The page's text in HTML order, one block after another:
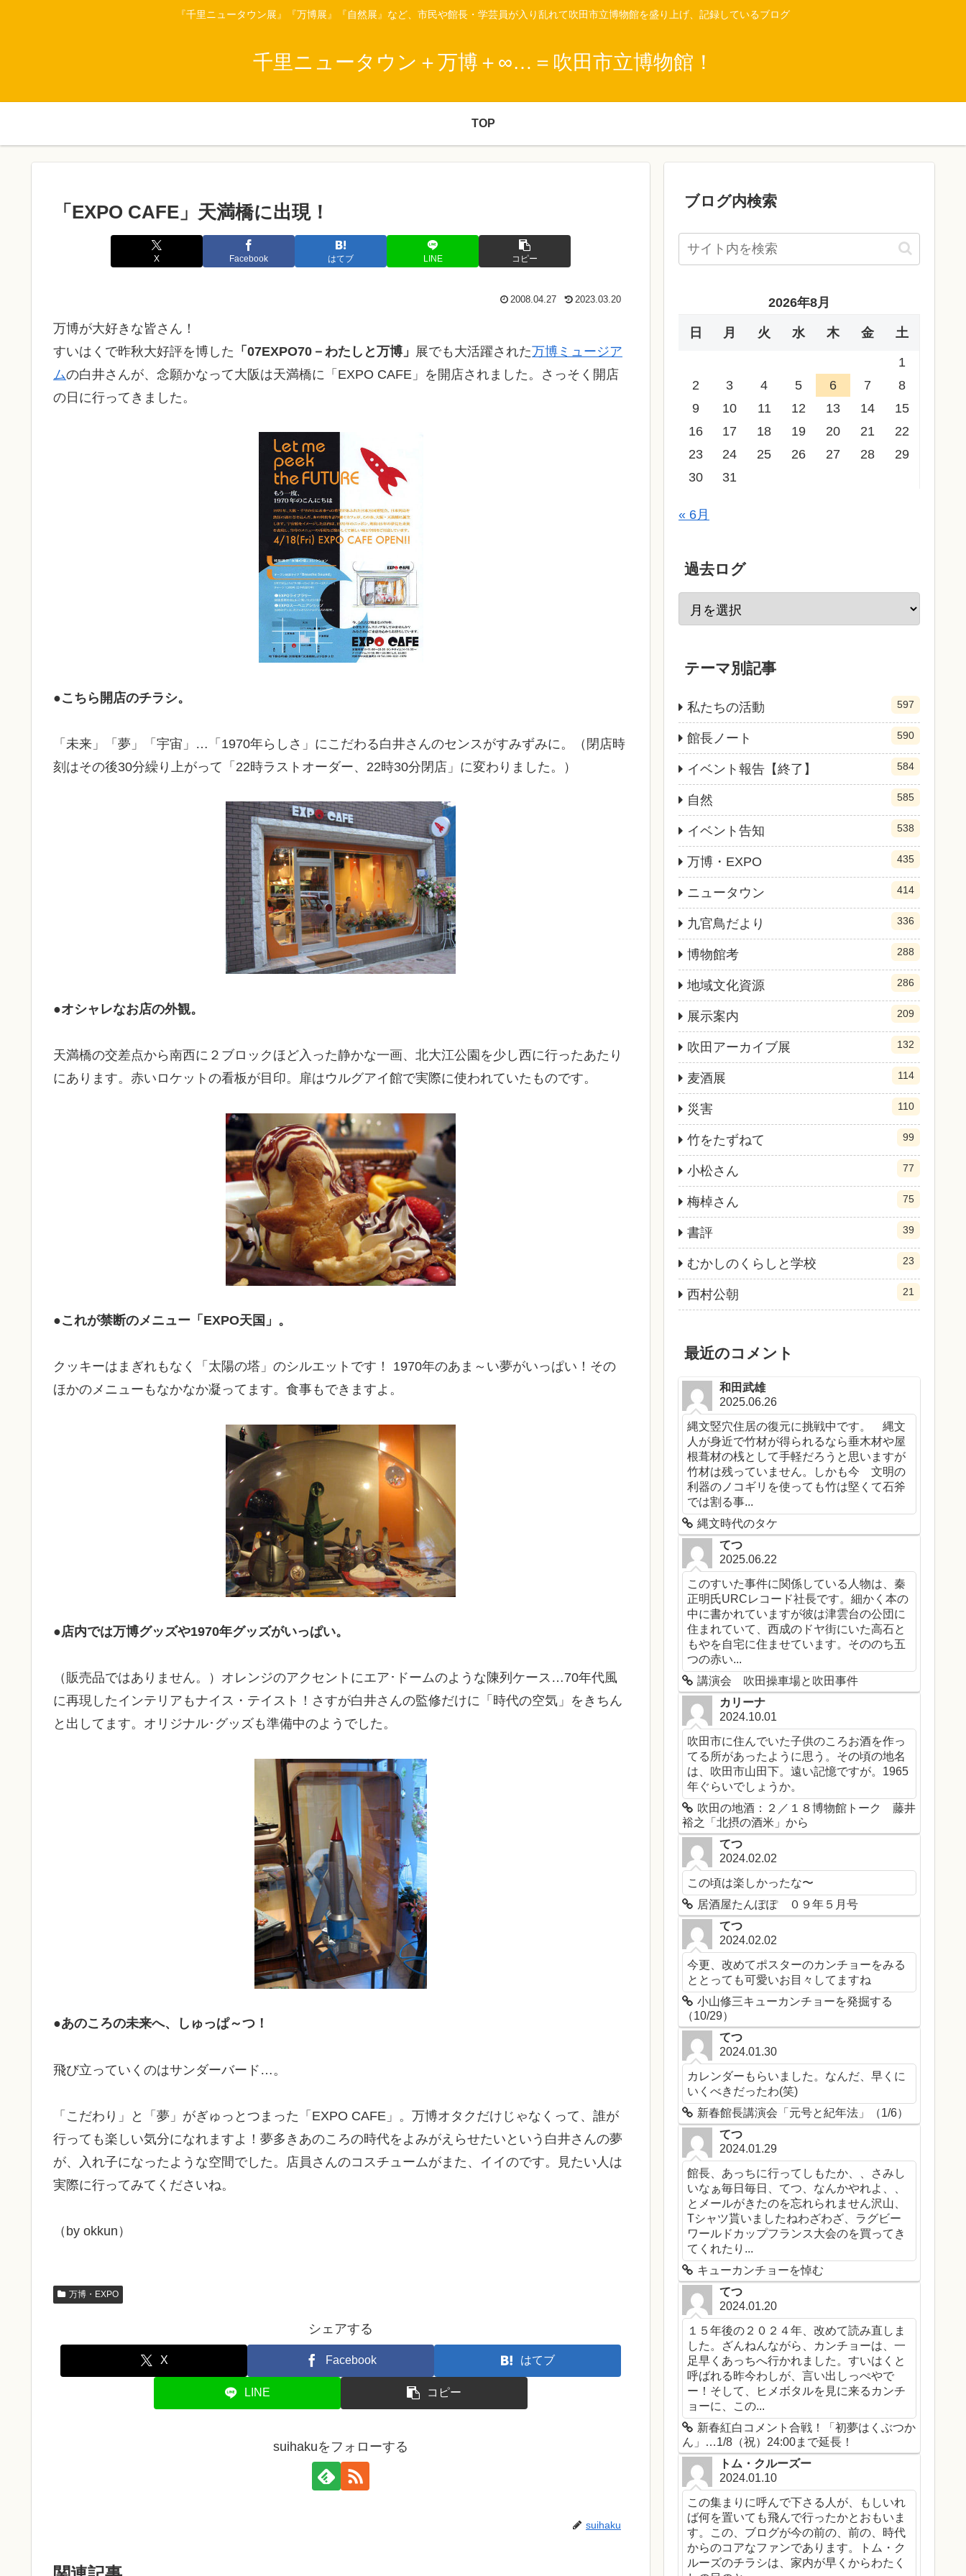
『千里ニュータウン展』『万博展』『自然展』など、市民や館長・学芸員が入り乱れて吹田市立博物館を盛り上げ、記録しているブログ
千里ニュータウン＋万博＋∞…＝吹田市立博物館！
TOP
「EXPO CAFE」天満橋に出現！
X Facebook はてブ LINE コピー
2008.04.27 2023.03.20
万博が大好きな皆さん！
すいはくで昨秋大好評を博した 「07EXPO70－わたしと万博」 展でも大活躍された万博ミュージア
ムの白井さんが、念願かなって大阪は天満橋に「EXPO CAFE」を開店されました。さっそく開店
の日に行ってきました。
●こちら開店のチラシ。
「未来」「夢」「宇宙」…「1970年らしさ」にこだわる白井さんのセンスがすみずみに。（閉店時
刻はその後30分繰り上がって「22時ラストオーダー、22時30分閉店」に変わりました。）
●オシャレなお店の外観。
天満橋の交差点から南西に２ブロックほど入った静かな一画、北大江公園を少し西に行ったあたり
にあります。赤いロケットの看板が目印。扉はウルグアイ館で実際に使われていたものです。
●これが禁断のメニュー「EXPO天国」。
クッキーはまぎれもなく「太陽の塔」のシルエットです！ 1970年のあま～い夢がいっぱい！その
ほかのメニューもなかなか凝ってます。食事もできますよ。
●店内では万博グッズや1970年グッズがいっぱい。
（販売品ではありません。）オレンジのアクセントにエア･ドームのような陳列ケース…70年代風
に再現したインテリアもナイス・テイスト！さすが白井さんの監修だけに「時代の空気」をきちん
と出してます。オリジナル･グッズも準備中のようでした。
●あのころの未来へ、しゅっぱ～つ！
飛び立っていくのはサンダーバード…。
「こだわり」と「夢」がぎゅっとつまった「EXPO CAFE」。万博オタクだけじゃなくって、誰が
行っても楽しい気分になれますよ！夢多きあのころの時代をよみがえらせたいという白井さんの夢
が、入れ子になったような空間でした。店員さんのコスチュームがまた、イイのです。見たい人は
実際に行ってみてくださいね。
（by okkun）
万博・EXPO
シェアする
X Facebook はてブ
LINE コピー
suihakuをフォローする
suihaku
ブログ内検索
2026年8月
日 月 火 水 木 金 土
1
2
3 4 5 6 7
8
9
10 11 12 13 14
15
16
17 18 19 20 21
22
23
24 25 26 27 28
29
30
31
« 6月
過去ログ
テーマ別記事
私たちの活動 597
館長ノート 590
イベント報告【終了】 584
自然 585
イベント告知 538
万博・EXPO 435
ニュータウン 414
九官鳥だより 336
博物館考 288
地域文化資源 286
展示案内 209
吹田アーカイブ展 132
麦酒展 114
災害 110
竹をたずねて 99
小松さん 77
梅棹さん 75
書評 39
むかしのくらしと学校 23
西村公朝 21
最近のコメント
和田武雄
2025.06.26
縄文竪穴住居の復元に挑戦中です。 縄文
人が身近で竹材が得られるなら垂木材や屋
根葺材の桟として手軽だろうと思いますが
竹材は残っていません。しかも今 文明の
利器のノコギリを使っても竹は堅くて石斧
では割る事...
縄文時代のタケ
てつ
2025.06.22
このすいた事件に関係している人物は、秦
正明氏URCレコード社長です。細かく本の
中に書かれていますが彼は津雲台の公団に
住まれていて、西成のドヤ街にいた高石と
もやを自宅に住ませています。そののち五
つの赤い...
講演会 吹田操車場と吹田事件
カリーナ
2024.10.01
吹田市に住んでいた子供のころお酒を作っ
てる所があったように思う。その頃の地名
は、吹田市山田下。遠い記憶ですが。1965
年ぐらいでしょうか。
吹田の地酒：２／１８博物館トーク 藤井
裕之「北摂の酒米」から
てつ
2024.02.02
この頃は楽しかったな〜
居酒屋たんぽぽ ０９年５月号
てつ
2024.02.02
今更、改めてポスターのカンチョーをみる
ととっても可愛いお目々してますね
小山修三キューカンチョーを発掘する
（10/29）
てつ
2024.01.30
カレンダーもらいました。なんだ、早くに
いくべきだったわ(笑)
新春館長講演会「元号と紀年法」（1/6）
てつ
2024.01.29
館長、あっちに行ってしもたか、、さみし
いなぁ毎日毎日、てつ、なんかやれよ、、
とメールがきたのを忘れられません沢山、
Tシャツ貰いましたねわざわざ、ラグビー
ワールドカップフランス大会のを買ってき
てくれたり...
キューカンチョーを悼む
てつ
2024.01.20
１５年後の２０２４年、改めて読み直しま
した。ざんねんながら、カンチョーは、一
足早くあっちへ行かれました。すいはくと
呼ばれる昨今わしが、言い出しっぺやで
ー！そして、ヒメボタルを見に来るカンチ
ョーに、この...
新春紅白コメント合戦！「初夢はくぶつか
ん」…1/8（祝）24:00まで延長！
トム・クルーズー
2024.01.10
この集まりに呼んで下さる人が、もしいれ
ば何を置いても飛んで行ったかとおもいま
す。この、ブログが今の前の、前の、時代
からのコアなファンであります。トム・ク
ルーズのチラシは、家内が早くからわたく